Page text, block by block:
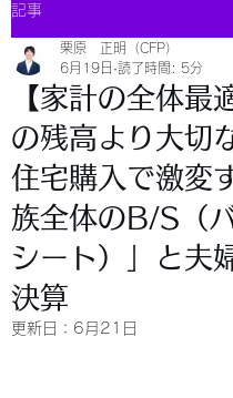
記事
【家計の全体最
の残高より大切
住宅購入で激変
族全体のB/S（
シート）」と夫
決算
栗原 正明（CFP）
6月19日 読了時間: 5分
更新日： 6月21日